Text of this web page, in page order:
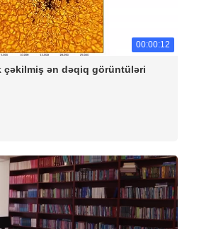
00:00:12
çəkilmiş ən dəqiq görüntüləri